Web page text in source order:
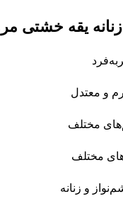
یقه خشتی
و معتدل
مختلف
مختلف
و زنانه